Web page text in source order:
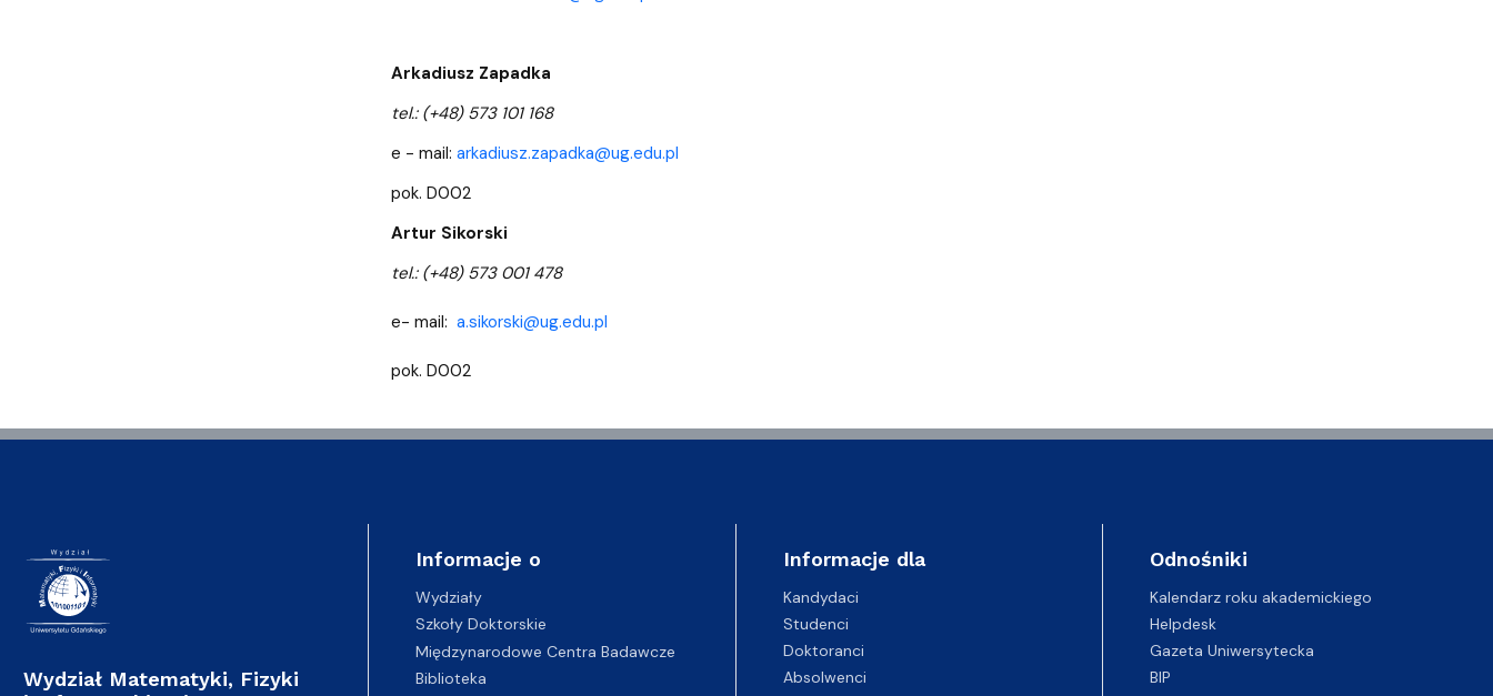
Arkadiusz Zapadka
tel.: (+48) 573 101 168
e - mail: arkadiusz.zapadka@ug.edu.pl
pok. D002
Artur Sikorski
tel.: (+48) 573 001 478
e- mail: a.sikorski@ug.edu.pl
pok. D002
Wydział Matematyki, Fizyki
Informacje o
Wydziały
Szkoły Doktorskie
Międzynarodowe Centra Badawcze
Biblioteka
Informacje dla
Kandydaci
Studenci
Doktoranci
Absolwenci
Odnośniki
Kalendarz roku akademickiego
Helpdesk
Gazeta Uniwersytecka
BIP